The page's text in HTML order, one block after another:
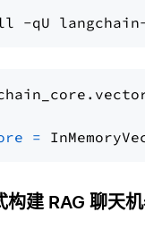
=
构建 RAG 聊天